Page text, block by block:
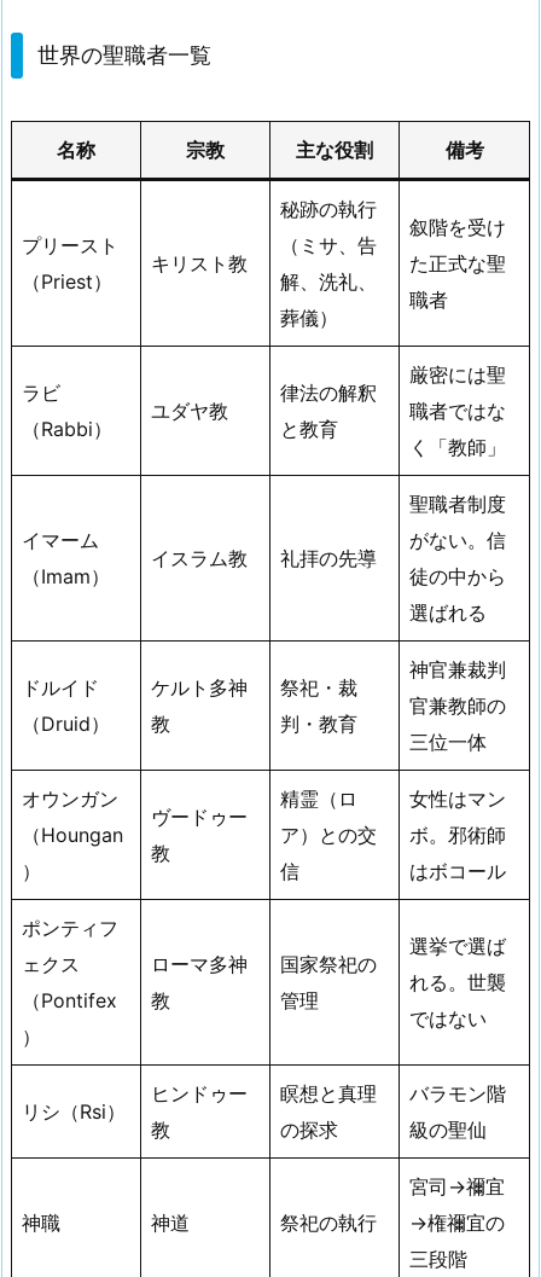
世界の聖職者一覧
名称 宗教 主な役割 備考
プリースト
（Priest）
キリスト教
秘跡の執行
（ミサ、告
解、洗礼、
葬儀）
叙階を受け
た正式な聖
職者
ラビ
（Rabbi）
ユダヤ教
律法の解釈
と教育
厳密には聖
職者ではな
く「教師」
イマーム
（Imam）
イスラム教 礼拝の先導
聖職者制度
がない。信
徒の中から
選ばれる
ドルイド
（Druid）
ケルト多神
教
祭祀・裁
判・教育
神官兼裁判
官兼教師の
三位一体
オウンガン
（Houngan
）
ヴードゥー
教
精霊（ロ
ア）との交
信
女性はマン
ボ。邪術師
はボコール
ポンティフ
ェクス
（Pontifex
）
ローマ多神
教
国家祭祀の
管理
選挙で選ば
れる。世襲
ではない
リシ（Rsi）
ヒンドゥー
教
瞑想と真理
の探求
バラモン階
級の聖仙
神職 神道 祭祀の執行
宮司→禰宜
→権禰宜の
三段階